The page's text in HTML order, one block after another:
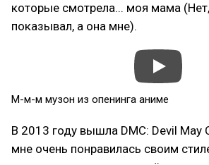
которые смотрела... моя мама
показывал, а она мне).
М-м-м музон из опенинга аниме
В 2013 году вышла DMC: Devil May
мне очень понравилась своим